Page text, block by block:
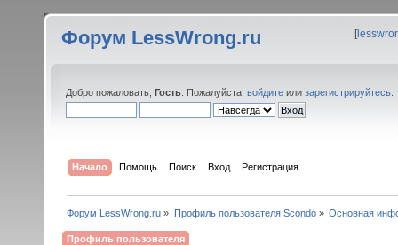
Форум LessWrong.ru [
Добро пожаловать, Гость . Пожалуйста, войдите или зарегистрируйтесь
Начало Помощь Поиск Вход Регистрация
Форум LessWrong.ru » Профиль пользователя Scondo» Основная
Профиль пользователя